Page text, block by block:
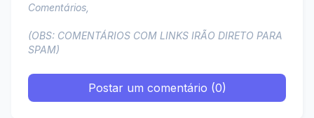
Comentários,
(OBS: COMENTÁRIOS COM LINKS IRÃO DIRETO PARA
SPAM)
Postar um comentário (0)